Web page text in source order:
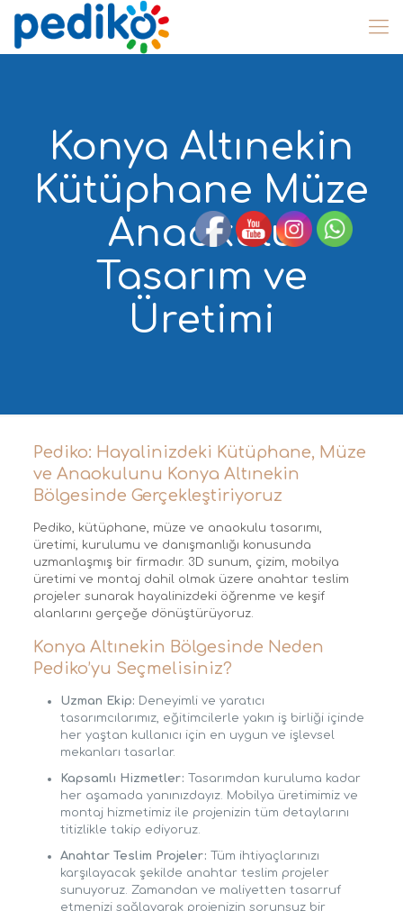
Konya Altınekin
Kütüphane Müze
Anaokulu
Tasarım ve
Üretimi
Pediko: Hayalinizdeki Kütüphane, Müze
ve Anaokulunu Konya Altınekin
Bölgesinde Gerçekleştiriyoruz
Pediko, kütüphane, müze ve anaokulu tasarımı,
üretimi, kurulumu ve danışmanlığı konusunda
uzmanlaşmış bir firmadır. 3D sunum, çizim, mobilya
üretimi ve montaj dahil olmak üzere anahtar teslim
projeler sunarak hayalinizdeki öğrenme ve keşif
alanlarını gerçeğe dönüştürüyoruz.
Konya Altınekin Bölgesinde Neden
Pediko’yu Seçmelisiniz?
Uzman Ekip: Deneyimli ve yaratıcı
tasarımcılarımız, eğitimcilerle yakın iş birliği içinde
her yaştan kullanıcı için en uygun ve işlevsel
mekanları tasarlar.
Kapsamlı Hizmetler: Tasarımdan kuruluma kadar
her aşamada yanınızdayız. Mobilya üretimimiz ve
montaj hizmetimiz ile projenizin tüm detaylarını
titizlikle takip ediyoruz.
Anahtar Teslim Projeler:
Tüm ihtiyaçlarınızı
karşılayacak şekilde anahtar teslim projeler
sunuyoruz. Zamandan ve maliyetten tasarruf
etmenizi sağlayarak projenizin sorunsuz bir